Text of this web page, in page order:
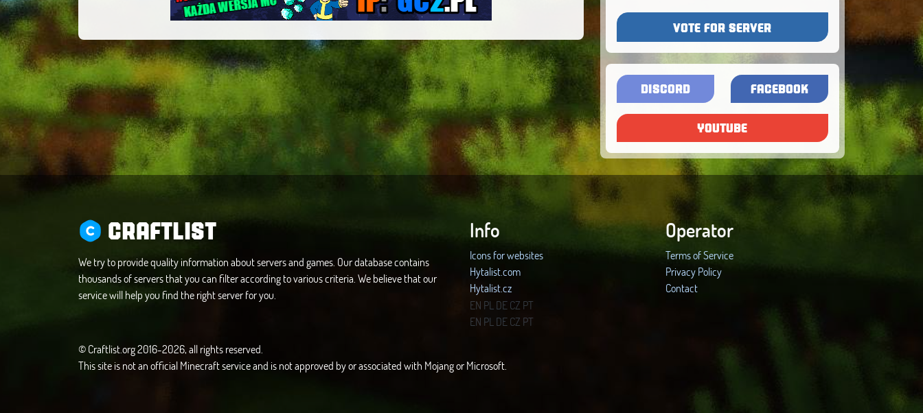
VOTE FOR SERVER
DISCORD FACEBOOK
YOUTUBE
CRAFTLIST
We try to provide quality information about servers and games. Our database contains
thousands of servers that you can filter according to various criteria. We believe that our
service will help you find the right server for you.
Info
Icons for websites
Hytalist.com
Hytalist.cz
Hytamods.org
EN PL DECZ PT
EN PL DECZ PT
Operator
Terms of Service
Privacy Policy
Contact
© Craftlist.org 2016-2026, all rights reserved.
This site is not an official Minecraft service and is not approved by or associated with Mojang or Microsoft.